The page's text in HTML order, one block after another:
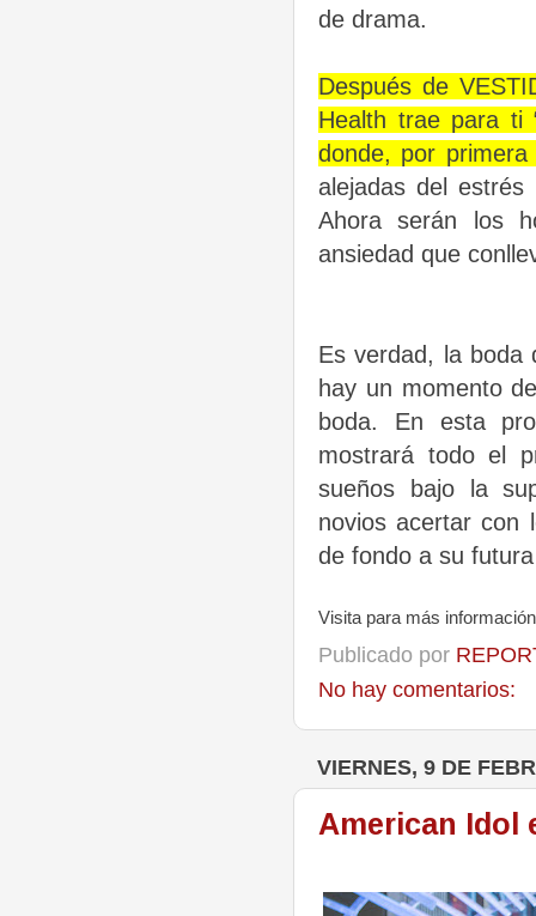
de drama.
Después de
Health trae para ti
donde, por
alejadas del
Ahora serán los
ansiedad que
Es verdad, la boda
hay un momento
boda. En esta
mostrará todo el
sueños bajo la
novios acertar con
de fondo a su
Visita para más
Publicado por
No hay comentarios:
VIERNES, 9 DE
American Idol